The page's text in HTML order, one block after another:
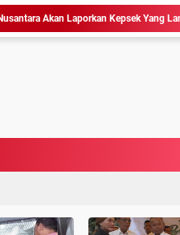
Sekolah, Rawan Korupsi
Terpadu Tindak Tegas PETI di